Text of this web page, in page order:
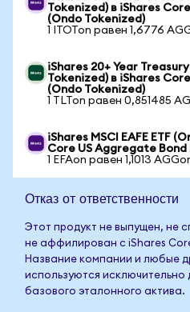
Tokenized) в iShares
(Ondo Tokenized)
1 ITOTon равен 1,6776
iShares 20+ Year
Tokenized) в iShares
(Ondo Tokenized)
1 TLTon равен 0,851485
iShares MSCI EAFE ETF
Core US Aggregate Bond
1 EFAon равен 1,1013
Отказ от ответственности
Этот продукт не выпущен, не
не аффилирован с iShares
Название компании и любые
используются исключительно
базового эталонного актива.